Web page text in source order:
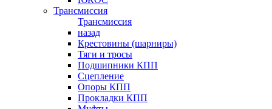
Трансмиссия
Трансмиссия
назад
Крестовины (шарниры)
Тяги и тросы
Подшипники КПП
Сцепление
Опоры КПП
Прокладки КПП